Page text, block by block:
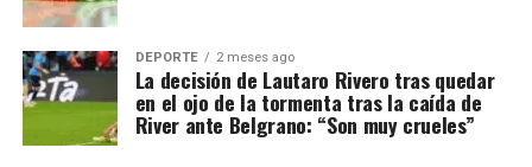
DEPORTE 2 meses ago
La decisión de Lautaro Rivero tras quedar
en el ojo de la tormenta tras la caída de
River ante Belgrano: “Son muy crueles”